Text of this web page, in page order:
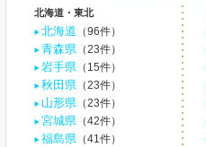
北海道・東北
北海道 （96件）
青森県 （23件）
岩手県 （15件）
秋田県 （23件）
山形県 （23件）
宮城県 （42件）
福島県 （41件）